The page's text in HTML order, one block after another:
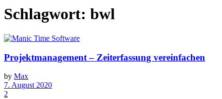
Schlagwort: bwl
Projektmanagement – Zeiterfassung vereinfachen
by Max
7. August 2020
2